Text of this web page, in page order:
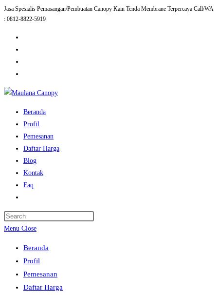
Skip
to
Jasa Spesialis Pemasangan/Pembuatan Canopy Kain Tenda Membrane Terpercaya Call/WA
: 0812-8822-5919
Beranda
Profil
Pemesanan
Daftar Harga
Blog
Kontak
Faq
search
Menu Close
Beranda
Profil
Pemesanan
Daftar Harga